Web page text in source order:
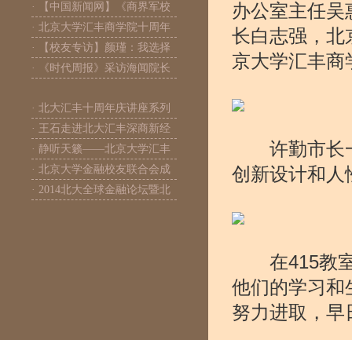
· 【中国新闻网】《商界军校
· 北京大学汇丰商学院十周年
· 【校友专访】颜瑾：我选择
· 《时代周报》采访海闻院长
· 北大汇丰十周年庆讲座系列
· 王石走进北大汇丰深商新经
· 静听天籁——北京大学汇丰
· 北京大学金融校友联合会成
· 2014北大全球金融论坛暨北
办公室主任
长白志强，北
京大学汇丰
许勤市长一
创新设计和人
在415教室
他们的学习和
努力进取，早